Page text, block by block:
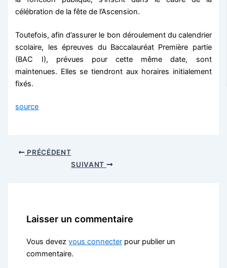
célébration de la fête de l’Ascension.
Toutefois, afin d’assurer le bon déroulement du calendrier
scolaire, les épreuves du Baccalauréat Première partie
(BAC I), prévues pour cette même date, sont
maintenues. Elles se tiendront aux horaires initialement
fixés.
source
PRÉCÉDENT
SUIVANT
Laisser un commentaire
Vous devezvous connecter pour publier un
commentaire.